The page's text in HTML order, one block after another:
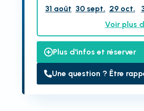
31 août 30 sept. 29 oct.
Voir plus
Plus d'infos et réserver
Une question ? Être